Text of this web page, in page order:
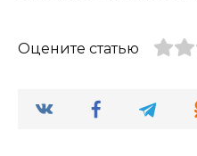
Оцените статью